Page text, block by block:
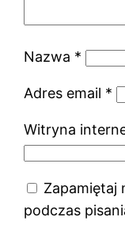
Nazwa *
Adres email *
Witryna
Zapamiętaj
podczas